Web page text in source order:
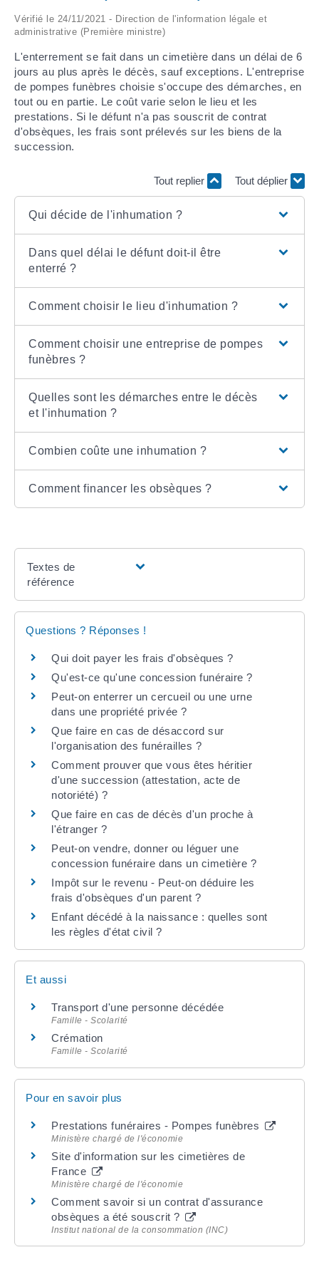
Vérifié le 24/11/2021 - Direction de l'information légale et
administrative (Première ministre)
L'enterrement se fait dans un cimetière dans un délai de 6
jours au plus après le décès, sauf exceptions. L'entreprise
de pompes funèbres choisie s'occupe des démarches, en
tout ou en partie. Le coût varie selon le lieu et les
prestations. Si le défunt n'a pas souscrit de contrat
d'obsèques, les frais sont prélevés sur les biens de la
succession.
Tout replier Tout déplier
Qui décide de l'inhumation ?
Dans quel délai le défunt doit-il être
enterré ?
Comment choisir le lieu d'inhumation ?
Comment choisir une entreprise de pompes
funèbres ?
Quelles sont les démarches entre le décès
et l'inhumation ?
Combien coûte une inhumation ?
Comment financer les obsèques ?
Textes de
référence
Questions ? Réponses !
Qui doit payer les frais d'obsèques ?
Qu'est-ce qu'une concession funéraire ?
Peut-on enterrer un cercueil ou une urne
dans une propriété privée ?
Que faire en cas de désaccord sur
l'organisation des funérailles ?
Comment prouver que vous êtes héritier
d'une succession (attestation, acte de
notoriété) ?
Que faire en cas de décès d'un proche à
l'étranger ?
Peut-on vendre, donner ou léguer une
concession funéraire dans un cimetière ?
Impôt sur le revenu - Peut-on déduire les
frais d'obsèques d'un parent ?
Enfant décédé à la naissance : quelles sont
les règles d'état civil ?
Et aussi
Transport d'une personne décédée
Famille - Scolarité
Crémation
Famille - Scolarité
Pour en savoir plus
Prestations funéraires - Pompes funèbres
Ministère chargé de l'économie
Site d'information sur les cimetières de
France
Ministère chargé de l'économie
Comment savoir si un contrat d'assurance
obsèques a été souscrit ?
Institut national de la consommation (INC)
ARRÊTÉS MUNICIPAUX
DÉLIBÉRATIONS